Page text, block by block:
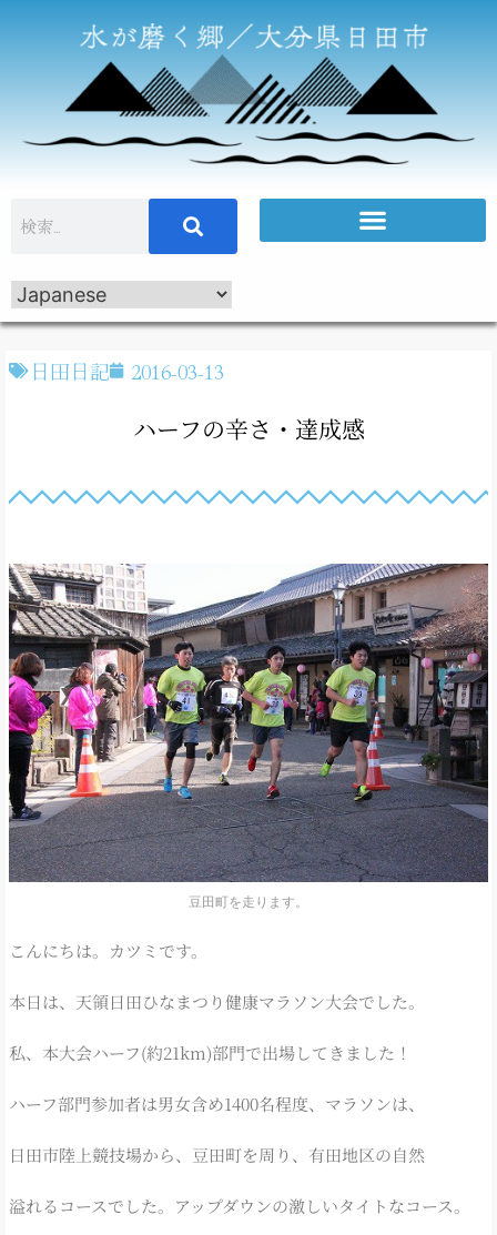
日田日記 2016-03-13
ハーフの辛さ・達成感
豆田町を走ります。
こんにちは。カツミです。
本日は、天領日田ひなまつり健康マラソン大会でした。
私、本大会ハーフ(約21km)部門で出場してきました！
ハーフ部門参加者は男女含め1400名程度、マラソンは、
日田市陸上競技場から、豆田町を周り、有田地区の自然
溢れるコースでした。アップダウンの激しいタイトなコース。